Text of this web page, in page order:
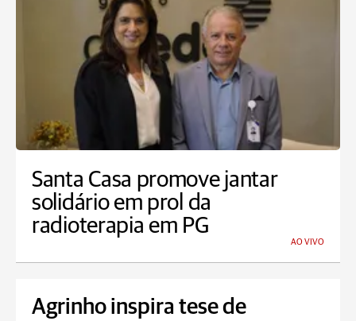
Santa Casa promove jantar
solidário em prol da
radioterapia em PG
AO VIVO
Agrinho inspira tese de